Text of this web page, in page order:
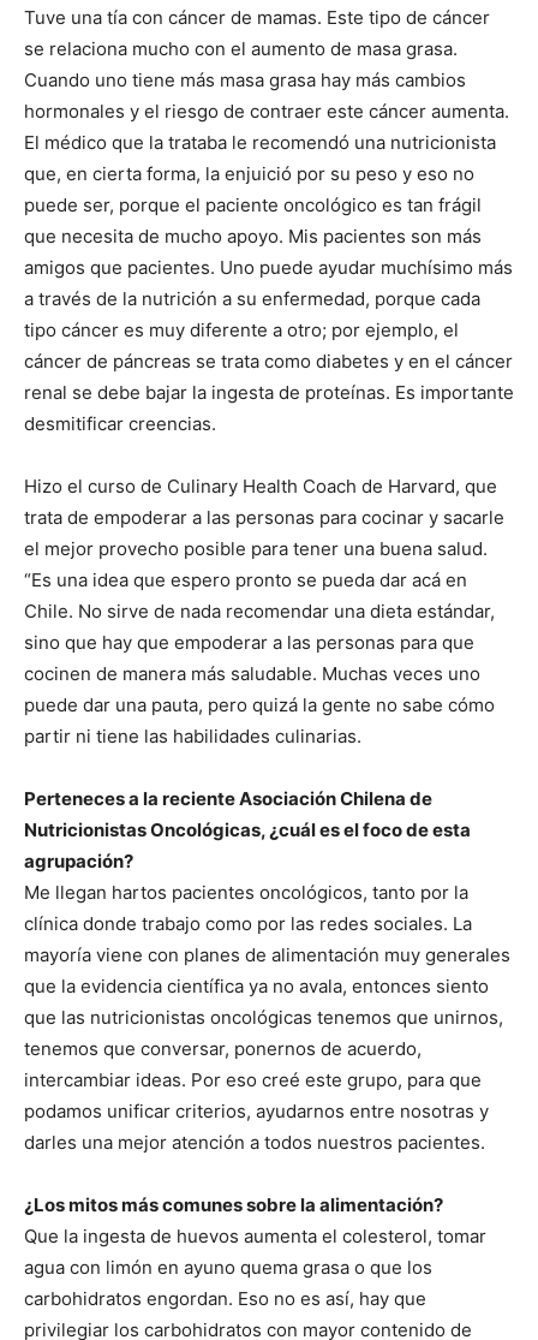
Tuve una tía con cáncer de mamas. Este tipo de cáncer
se relaciona mucho con el aumento de masa grasa.
Cuando uno tiene más masa grasa hay más cambios
hormonales y el riesgo de contraer este cáncer aumenta.
El médico que la trataba le recomendó una nutricionista
que, en cierta forma, la enjuició por su peso y eso no
puede ser, porque el paciente oncológico es tan frágil
que necesita de mucho apoyo. Mis pacientes son más
amigos que pacientes. Uno puede ayudar muchísimo más
a través de la nutrición a su enfermedad, porque cada
tipo cáncer es muy diferente a otro; por ejemplo, el
cáncer de páncreas se trata como diabetes y en el cáncer
renal se debe bajar la ingesta de proteínas. Es importante
desmitificar creencias.
Hizo el curso de Culinary Health Coach de Harvard, que
trata de empoderar a las personas para cocinar y sacarle
el mejor provecho posible para tener una buena salud.
“Es una idea que espero pronto se pueda dar acá en
Chile. No sirve de nada recomendar una dieta estándar,
sino que hay que empoderar a las personas para que
cocinen de manera más saludable. Muchas veces uno
puede dar una pauta, pero quizá la gente no sabe cómo
partir ni tiene las habilidades culinarias.
Perteneces a la reciente Asociación Chilena de
Nutricionistas Oncológicas, ¿cuál es el foco de esta
agrupación?
Me llegan hartos pacientes oncológicos, tanto por la
clínica donde trabajo como por las redes sociales. La
mayoría viene con planes de alimentación muy generales
que la evidencia científica ya no avala, entonces siento
que las nutricionistas oncológicas tenemos que unirnos,
tenemos que conversar, ponernos de acuerdo,
intercambiar ideas. Por eso creé este grupo, para que
podamos unificar criterios, ayudarnos entre nosotras y
darles una mejor atención a todos nuestros pacientes.
¿Los mitos más comunes sobre la alimentación?
Que la ingesta de huevos aumenta el colesterol, tomar
agua con limón en ayuno quema grasa o que los
carbohidratos engordan. Eso no es así, hay que
privilegiar los carbohidratos con mayor contenido de